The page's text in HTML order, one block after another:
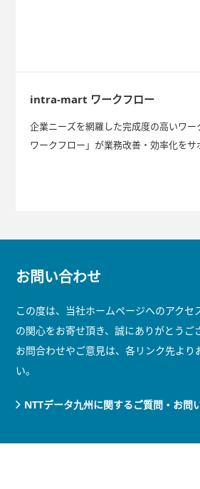
intra-mart ワークフロー
企業ニーズを網羅した完成度の高いワ
ワークフロー」が業務改善・効率化をサ
お問い合わせ
この度は、当社ホームページへのアクセ
の関心をお寄せ頂き、誠にありがとうご
お問合わせやご意見は、各リンク先より
い。
NTTデータ九州に関するご質問・お問